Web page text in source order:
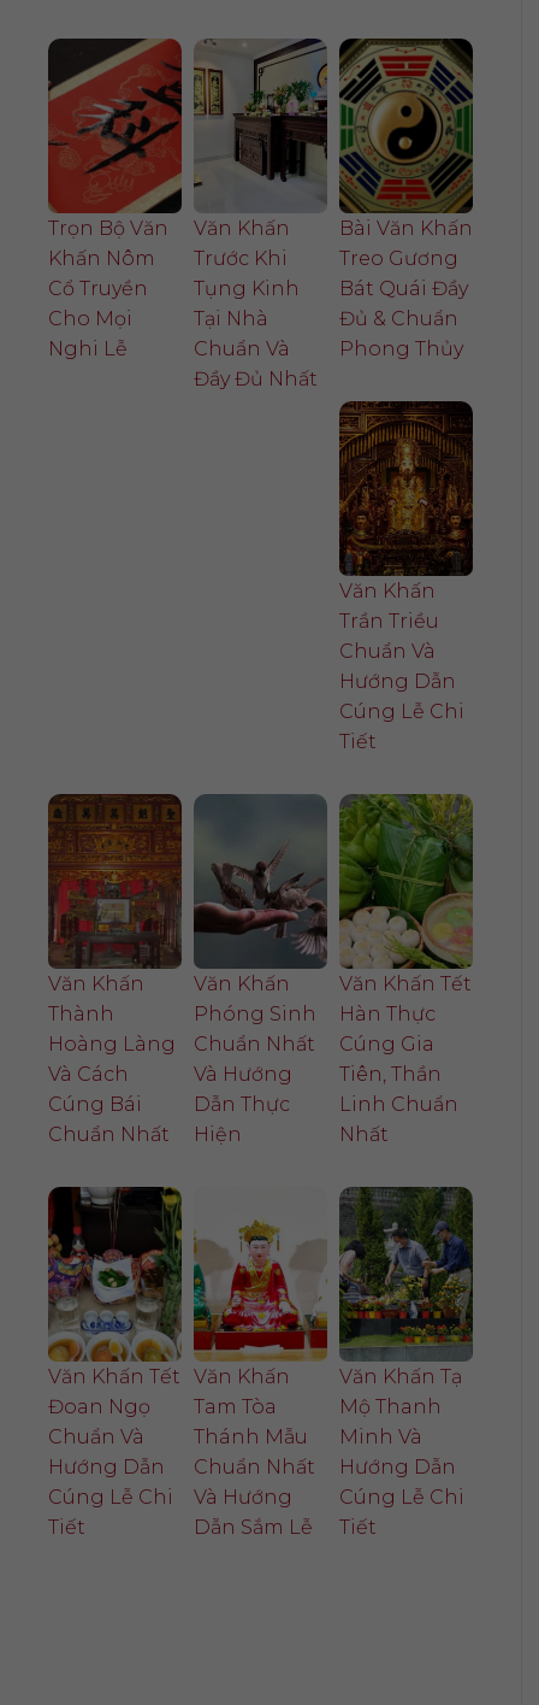
Trọn Bộ Văn
Khấn Nôm
Cổ Truyền
Cho Mọi
Nghi Lễ
Văn Khấn
Trước Khi
Tụng Kinh
Tại Nhà
Chuẩn Và
Đầy Đủ Nhất
Bài Văn Khấn
Treo Gương
Bát Quái Đầy
Đủ & Chuẩn
Phong Thủy
Văn Khấn
Trần Triều
Chuẩn Và
Hướng Dẫn
Cúng Lễ Chi
Tiết
Văn Khấn
Thành
Hoàng Làng
Và Cách
Cúng Bái
Chuẩn Nhất
Văn Khấn
Phóng Sinh
Chuẩn Nhất
Và Hướng
Dẫn Thực
Hiện
Văn Khấn Tết
Hàn Thực
Cúng Gia
Tiên, Thần
Linh Chuẩn
Nhất
Văn Khấn Tết
Đoan Ngọ
Chuẩn Và
Hướng Dẫn
Cúng Lễ Chi
Tiết
Văn Khấn
Tam Tòa
Thánh Mẫu
Chuẩn Nhất
Và Hướng
Dẫn Sắm Lễ
Văn Khấn Tạ
Mộ Thanh
Minh Và
Hướng Dẫn
Cúng Lễ Chi
Tiết